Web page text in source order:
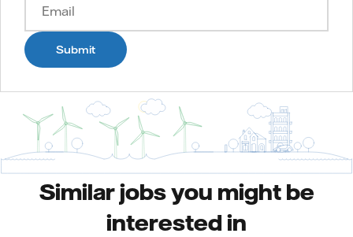
Submit
Similar jobs you might be
interested in